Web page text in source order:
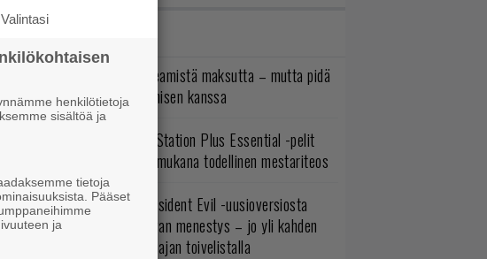
Loistopeli Steamistä maksutta – mutta pidä
kiirettä lataamisen kanssa
Elokuun PlayStation Plus Essential -pelit
ilmestyivät – mukana todellinen mestariteos
Tulevasta Resident Evil -uusioversiosta
näyttäisi tulevan menestys – jo yli kahden
miljoonan pelaajan toivelistalla
Valintasi
henkilötietoja
sisältöä ja
tietoja
Pääset
ja